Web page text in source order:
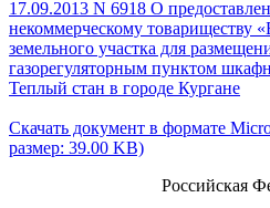
17.09.2013 N 6918 О
некоммерческому товариществу
земельного участка для
газорегуляторным пунктом
Теплый стан в городе Кургане
Скачать документ в формате
размер: 39.00 KB)
Российская